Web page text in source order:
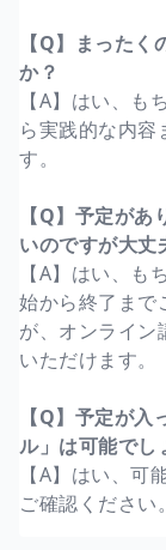
【Q】まった
か？
【A】はい、
ら実践的な内容
す。
【Q】予定が
いのですが大丈
【A】はい、も
始から終了まで
が、オンライン
いただけます。
【Q】予定が
ル」は可能でし
【A】はい、可
ご確認ください。